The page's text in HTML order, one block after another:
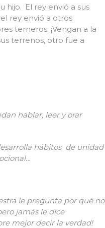
hijo. El rey envió a sus
rey envió a otros
terneros. ¡Vengan a la
terrenos, otro fue a
hablar, leer y orar
hábitos de unidad
le pregunta por qué no
jamás le dice
mejor decir la verdad!